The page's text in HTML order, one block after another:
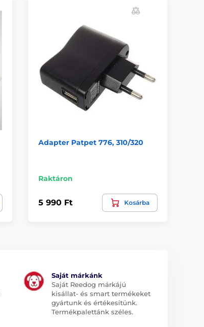
Adapter Patpet 776, 310/320
Raktáron
5 990 Ft Kosárba
Saját márkánk
Saját Reedog márkájú
kisállat- és smart termékeket
gyártunk és értékesítünk.
Termékpalettánk széles.